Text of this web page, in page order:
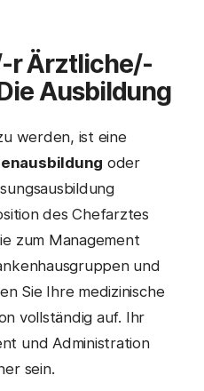
rÄrztliche/-
Ausbildung
werden, ist eine
oder
des Chefarztes
zum Management
und
Sie Ihre medizinische
vollständig auf. Ihr
und Administration
sein.